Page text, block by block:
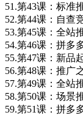
51.第43课：标准
52.第44课：自查
53.第45课：全站
54.第46课：拼多
55.第47课：新品
56.第48课：推广
57.第49课：全站
58.第50课：场景
59.第51课：拼多